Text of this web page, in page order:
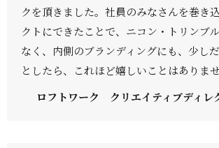
クを頂きました。社員のみなさんを巻き
クトにできたことで、ニコン・トリンブ
なく、内側のブランディングにも、少し
としたら、これほど嬉しいことはありま
ロフトワーク クリエイティブディレ